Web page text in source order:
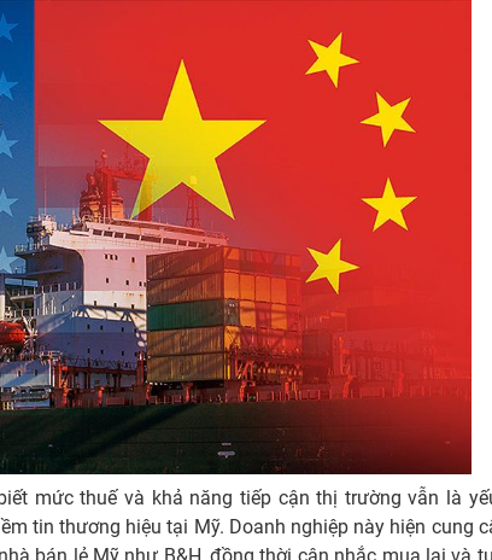
mức thuế và khả năng tiếp cận thị trường vẫn là
tin thương hiệu tại Mỹ. Doanh nghiệp này hiện cung